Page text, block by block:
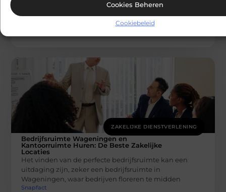
Cookies Beheren
Cookiebeleid
arbeidsrecht Deventer. Toch is dat niet altijd
Snapfact
ZAKELIJKE DIENSTVERLENING
Bedrijfsruimte Wageningen en
Kantoorruimte Huren: De Beste Zakelijke
Locaties
Het vinden van de perfecte bedrijfsruimte kan een
uitdaging zijn, zeker een bedrijfsruimte in
Wageningen, waar bedrijven floreren te midden
Snapfact